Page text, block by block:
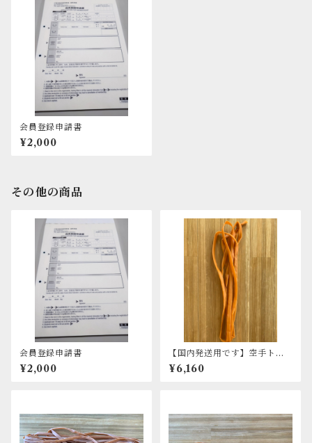
会員登録申請書
¥2,000
その他の商品
会員登録申請書
¥2,000
【国内発送用です】空手トレ
ーニングチューブ【中】8ｍ
¥6,160